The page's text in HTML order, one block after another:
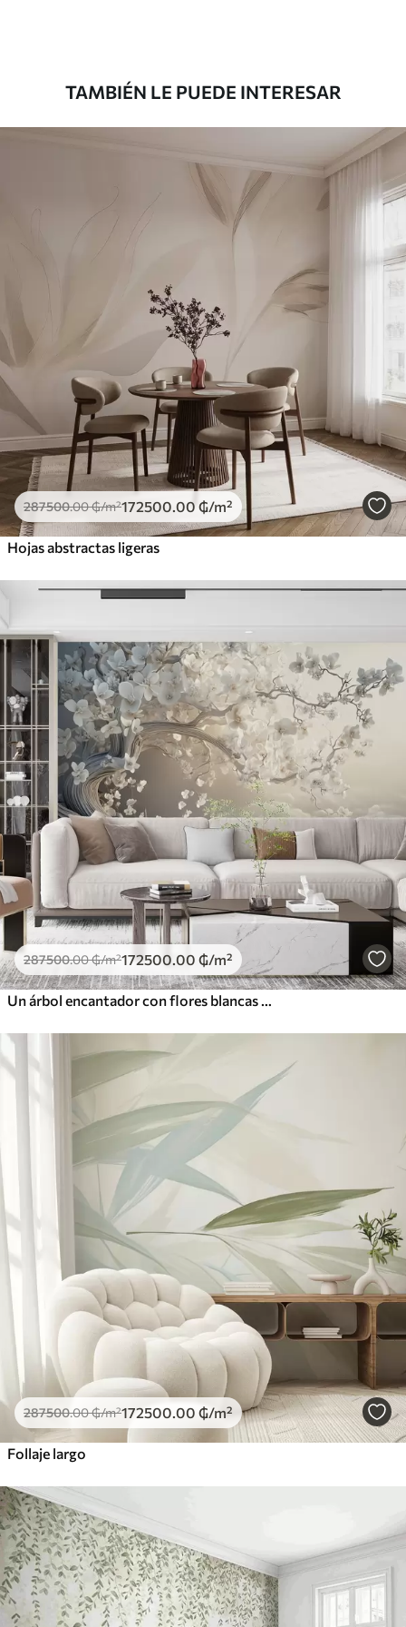
Vinilo Premium
380416.67228250.00₲/m²
TAMBIÉN LE PUEDE INTERESAR
287500.00₲/m²172500 .00 ₲/m²
Hojas abstractas ligeras
287500.00₲/m²172500 .00 ₲/m²
287500.00₲/m²172500 .00 ₲/m²
Follaje largo